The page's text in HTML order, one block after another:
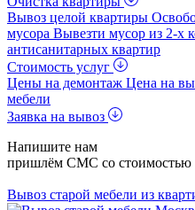
Вывоз целой квартиры
мусора Вывезти мусор из 2-x
антисанитарных квартир
Стоимость услуг
Цены на демонтаж Цена на
мебели
Заявка на вывоз
Напишите нам
пришлём СМС со стоимостью
Вывоз старой мебели из